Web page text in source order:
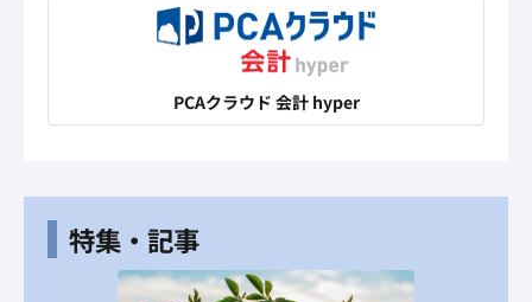
PCAクラウド 会計 hyper
特集・記事